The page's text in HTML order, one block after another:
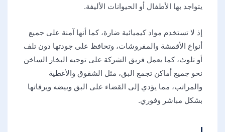
يتواجد بها الأطفال أو الحيوانات الأليفة.
إذ لا تستخدم مواد كيميائية ضارة، كما أنها آمنة على جميع
أنواع الأقمشة والمفروشات، وتحافظ على جودتها دون تلف
أو تلوث، كما يعمل فريق الشركة على توجيه البخار الساخن
نحو جميع أماكن تجمع البق، مثل الشقوق والأغطية
والمراتب، مما يؤدي إلى القضاء على البق وبيضه ويرقاتها
بشكل مباشر وفوري.